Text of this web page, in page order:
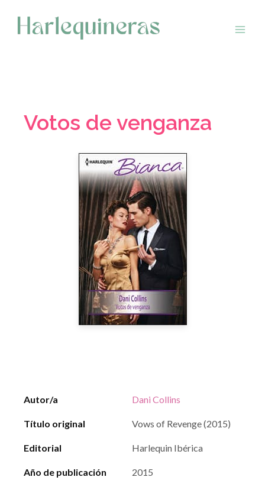
contenido
Votos de venganza
Autor/a Dani Collins
Título original Vows of Revenge (2015)
Editorial Harlequin Ibérica
Año de publicación 2015